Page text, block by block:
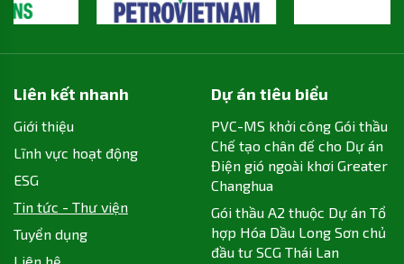
Liên kết nhanh
Giới thiệu
Lĩnh vực hoạt động
ESG
Tin tức - Thư viện
Tuyển dụng
Dự án tiêu biểu
PVC-MS khởi công Gói thầu
Chế tạo chân đế cho Dự án
Điện gió ngoài khơi Greater
Changhua
Gói thầu A2 thuộc Dự án Tổ
hợp Hóa Dầu Long Sơn chủ
đầu tư SCG Thái Lan